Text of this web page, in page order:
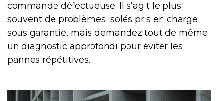
commande défectueuse. Il s’agit le plus
souvent de problèmes isolés pris en charge
sous garantie, mais demandez tout de même
un diagnostic approfondi pour éviter les
pannes répétitives.